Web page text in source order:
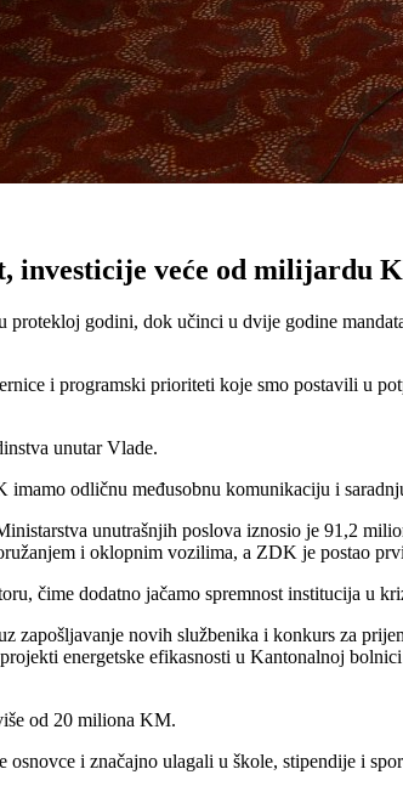
investicije veće od milijardu
protekloj godini, dok učinci u dvije godine
i programski prioriteti koje smo postavili u
unutar Vlade.
odličnu međusobnu komunikaciju i
unutrašnjih poslova iznosio je 91,2
i oklopnim vozilima, a ZDK je postao
čime dodatno jačamo spremnost institucija u
zapošljavanje novih službenika i konkurs za
energetske efikasnosti u Kantonalnoj
od 20 miliona KM.
i značajno ulagali u škole, stipendije i